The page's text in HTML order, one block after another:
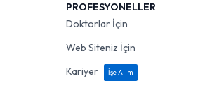
PROFESYONELLER
Doktorlar İçin
Web Siteniz İçin
Kariyer
İşe Alım